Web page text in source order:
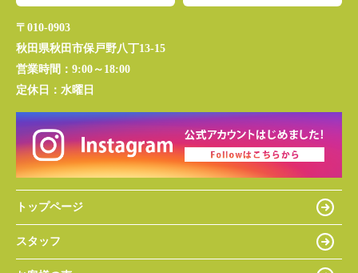
〒010-0903
秋田県秋田市保戸野八丁13-15
営業時間： 9:00～18:00
定休日： 水曜日
トップページ
スタッフ